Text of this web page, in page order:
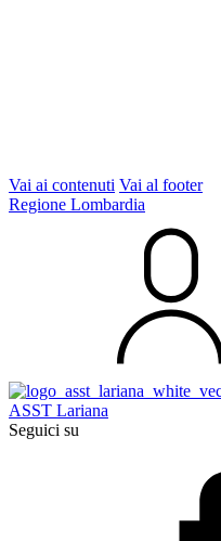
Vai ai contenuti Vai al footer
Regione Lombardia
ASST Lariana
Seguici su